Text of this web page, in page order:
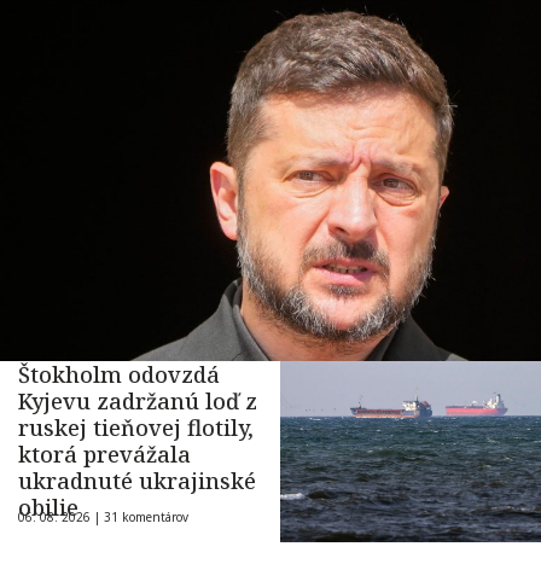
Štokholm odovzdá
Kyjevu zadržanú loď z
ruskej tieňovej flotily,
ktorá prevážala
ukradnuté ukrajinské
obilie
06. 08. 2026 | 31 komentárov